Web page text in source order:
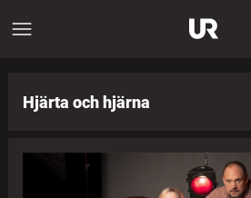
Hjärta och hjärna